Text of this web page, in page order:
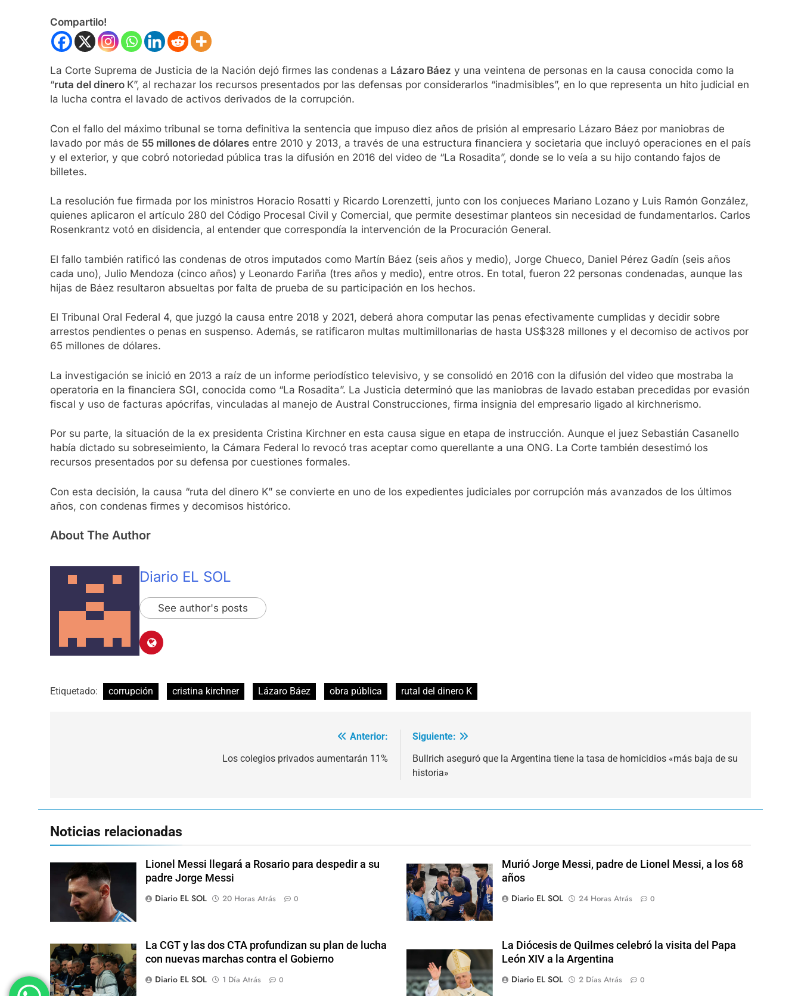
Compartilo!
La Corte Suprema de Justicia de la Nación dejó firmes las condenas a Lázaro Báez y una veintena de personas en la causa conocida como la
“ruta del dinero K”, al rechazar los recursos presentados por las defensas por considerarlos “inadmisibles”, en lo que representa un hito judicial en
la lucha contra el lavado de activos derivados de la corrupción.
Con el fallo del máximo tribunal se torna definitiva la sentencia que impuso diez años de prisión al empresario Lázaro Báez por maniobras de
lavado por más de 55 millones de dólares entre 2010 y 2013, a través de una estructura financiera y societaria que incluyó operaciones en el país
y el exterior, y que cobró notoriedad pública tras la difusión en 2016 del video de “La Rosadita”, donde se lo veía a su hijo contando fajos de
billetes.
La resolución fue firmada por los ministros Horacio Rosatti y Ricardo Lorenzetti, junto con los conjueces Mariano Lozano y Luis Ramón González,
quienes aplicaron el artículo 280 del Código Procesal Civil y Comercial, que permite desestimar planteos sin necesidad de fundamentarlos. Carlos
Rosenkrantz votó en disidencia, al entender que correspondía la intervención de la Procuración General.
El fallo también ratificó las condenas de otros imputados como Martín Báez (seis años y medio), Jorge Chueco, Daniel Pérez Gadín (seis años
cada uno), Julio Mendoza (cinco años) y Leonardo Fariña (tres años y medio), entre otros. En total, fueron 22 personas condenadas, aunque las
hijas de Báez resultaron absueltas por falta de prueba de su participación en los hechos.
El Tribunal Oral Federal 4, que juzgó la causa entre 2018 y 2021, deberá ahora computar las penas efectivamente cumplidas y decidir sobre
arrestos pendientes o penas en suspenso. Además, se ratificaron multas multimillonarias de hasta US$328 millones y el decomiso de activos por
65 millones de dólares.
La investigación se inició en 2013 a raíz de un informe periodístico televisivo, y se consolidó en 2016 con la difusión del video que mostraba la
operatoria en la financiera SGI, conocida como “La Rosadita”. La Justicia determinó que las maniobras de lavado estaban precedidas por evasión
fiscal y uso de facturas apócrifas, vinculadas al manejo de Austral Construcciones, firma insignia del empresario ligado al kirchnerismo.
Por su parte, la situación de la ex presidenta Cristina Kirchner en esta causa sigue en etapa de instrucción. Aunque el juez Sebastián Casanello
había dictado su sobreseimiento, la Cámara Federal lo revocó tras aceptar como querellante a una ONG. La Corte también desestimó los
recursos presentados por su defensa por cuestiones formales.
Con esta decisión, la causa “ruta del dinero K” se convierte en uno de los expedientes judiciales por corrupción más avanzados de los últimos
años, con condenas firmes y decomisos histórico.
About The Author
Diario EL SOL
See author's posts
Etiquetado: corrupción cristina kirchner Lázaro Báez obra pública rutal del dinero K
Anterior:
Los colegios privados aumentarán 11%
Siguiente:
Bullrich aseguró que la Argentina tiene la tasa de homicidios «más baja de su
historia»
Noticias relacionadas
Lionel Messi llegará a Rosario para despedir a su
padre Jorge Messi
Diario EL SOL
20 Horas Atrás 0
Murió Jorge Messi, padre de Lionel Messi, a los 68
años
Diario EL SOL
24 Horas Atrás 0
La CGT y las dos CTA profundizan su plan de lucha
con nuevas marchas contra el Gobierno
Diario EL SOL
1 Día Atrás 0
La Diócesis de Quilmes celebró la visita del Papa
León XIV a la Argentina
Diario EL SOL
2 Días Atrás 0